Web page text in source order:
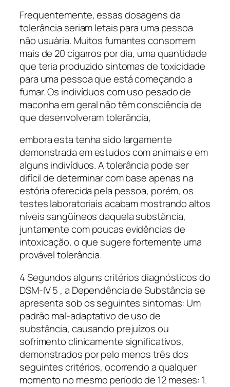
Frequentemente, essas dosagens da
tolerância seriam letais para uma pessoa
não usuária. Muitos fumantes consomem
mais de 20 cigarros por dia, uma quantidade
que teria produzido sintomas de toxicidade
para uma pessoa que está começando a
fumar. Os indivíduos com uso pesado de
maconha em geral não têm consciência de
que desenvolveram tolerância,
embora esta tenha sido largamente
demonstrada em estudos com animais e em
alguns indivíduos. A tolerância pode ser
difícil de determinar com base apenas na
estória oferecida pela pessoa, porém, os
testes laboratoriais acabam mostrando altos
níveis sangüíneos daquela substância,
juntamente com poucas evidências de
intoxicação, o que sugere fortemente uma
provável tolerância.
4 Segundos alguns critérios diagnósticos do
DSM-IV 5 , a Dependência de Substância se
apresenta sob os seguintes sintomas: Um
padrão mal-adaptativo de uso de
substância, causando prejuízos ou
sofrimento clinicamente significativos,
demonstrados por pelo menos três dos
seguintes critérios, ocorrendo a qualquer
momento no mesmo período de 12 meses: 1.